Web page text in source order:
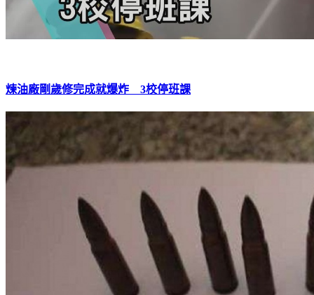
煉油廠剛歲修完成就爆炸 3校停班課